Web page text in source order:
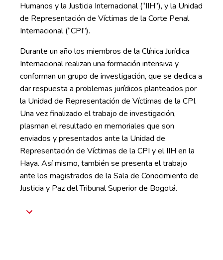
Humanos y la Justicia Internacional (“IIH”), y la Unidad
de Representación de Víctimas de la Corte Penal
Internacional (“CPI”).
Durante un año los miembros de la Clínica Jurídica
Internacional realizan una formación intensiva y
conforman un grupo de investigación, que se dedica a
dar respuesta a problemas jurídicos planteados por
la Unidad de Representación de Víctimas de la CPI.
Una vez finalizado el trabajo de investigación,
plasman el resultado en memoriales que son
enviados y presentados ante la Unidad de
Representación de Víctimas de la CPI y el IIH en la
Haya. Así mismo, también se presenta el trabajo
ante los magistrados de la Sala de Conocimiento de
Justicia y Paz del Tribunal Superior de Bogotá.